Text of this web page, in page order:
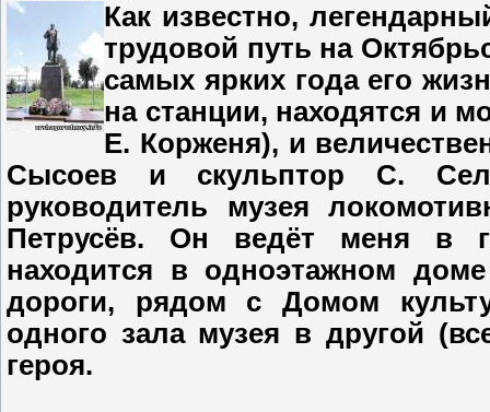
Как известно,
трудовой путь на
самых ярких года его
на станции, находятся и
Е. Корженя), и
Сысоев и скульптор С.
руководитель музея
Петрусёв. Он ведёт меня в
находится в одноэтажном
дороги, рядом с Домом
одного зала музея в другой
героя.